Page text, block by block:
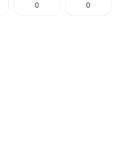
0 0